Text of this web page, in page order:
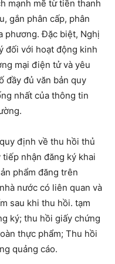
mạnh mẽ từ tiền thanh
gắn phân cấp, phân
phương. Đặc biệt, Nghị
đối với hoạt động kinh
mại điện tử và yêu
đầy đủ văn bản quy
nhất của thông tin
định về thu hồi thủ
nhận đăng ký khai
phẩm đăng trên
nước có liên quan và
sau khi thu hồi. tạm
ký; thu hồi giấy chứng
thực phẩm; Thu hồi
quảng cáo.